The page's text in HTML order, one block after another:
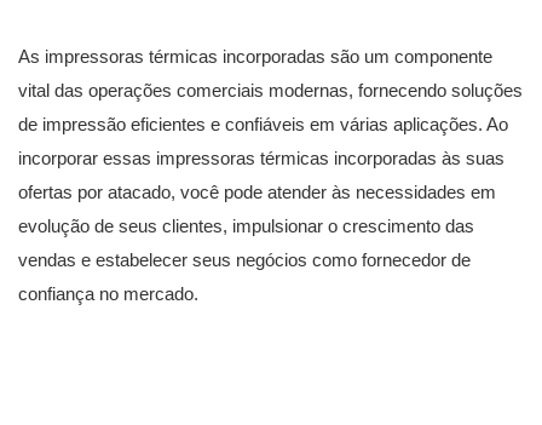
As impressoras térmicas incorporadas são um componente
vital das operações comerciais modernas, fornecendo soluções
de impressão eficientes e confiáveis ​​em várias aplicações. Ao
incorporar essas impressoras térmicas incorporadas às suas
ofertas por atacado, você pode atender às necessidades em
evolução de seus clientes, impulsionar o crescimento das
vendas e estabelecer seus negócios como fornecedor de
confiança no mercado.